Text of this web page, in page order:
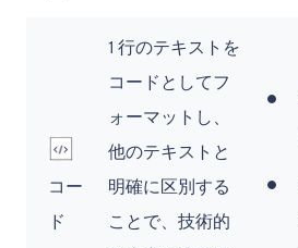
コー
ド
1 行のテキストを
コードとしてフ
ォーマットし、
他のテキストと
明確に区別する
ことで、技術的